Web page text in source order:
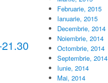
Februarie, 2015
Ianuarie, 2015
Decembrie, 2014
Noiembrie, 2014
Octombrie, 2014
Septembrie, 2014
Iunie, 2014
Mai, 2014